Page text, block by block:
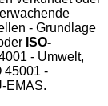
- Grundlage
ISO-
- Umwelt,
45001 -
EMAS.